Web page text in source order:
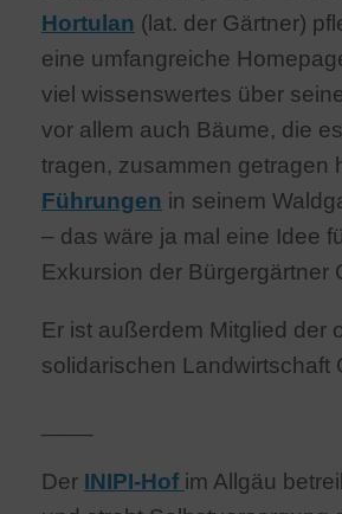
Hortulan (lat. der Gärtner)
eine umfangreiche
viel wissenswertes über
vor allem auch Bäume, die
tragen, zusammen getragen
Führungen in seinem
– das wäre ja mal eine Idee
Exkursion der Bürgergärtner
Er ist außerdem Mitglied der
solidarischen Landwirtschaft
Der INIPI-Hof im Allgäu